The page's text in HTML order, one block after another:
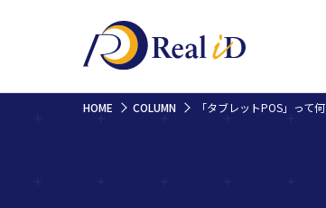
HOME COLUMN 「タブレットPOS」って何